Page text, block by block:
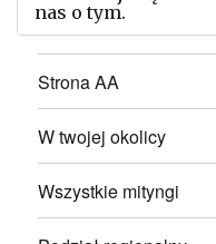
nas o tym.
Użyj tego
zmianach w
Strona AA
W twojej okolicy
Wszystkie mityngi